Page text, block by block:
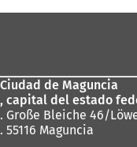
pies
Ciudad de Maguncia
, capital del estado
. Große Bleiche 46/
. 55116 Maguncia